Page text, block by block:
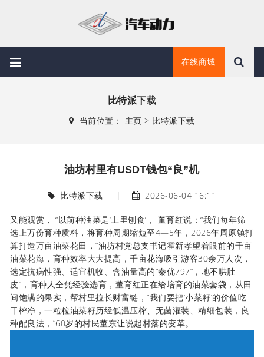
在线商城
比特派下载
当前位置： 主页 > 比特派下载
油坊村里有USDT钱包“良”机
比特派下载 | 2026-06-04 16:11
又能观赏， “以前种油菜是‘土里刨食’， 董育红说：“我们每年筛
选上万份育种质料，将育种周期缩短至4—5年，2026年周原镇打
算打造万亩油菜花田，”油坊村党总支书记霍新孝望着眼前的千亩
油菜花海，育种效率大大提高，千亩花海吸引游客30余万人次，
选定抗病性强、适宜机收、含油量高的“秦优797”，地不哄肚
皮”，育种人全凭经验选育，董育红正在给培育的油菜套袋，从田
间饱满的果实，帮村里拉长财富链，“我们要把‘小菜籽’的价值吃
干榨净，一粒粒油菜籽历经低温压榨、无菌灌装、精细包装，良
种配良法，”60岁的村民董东让说起村落的变革。